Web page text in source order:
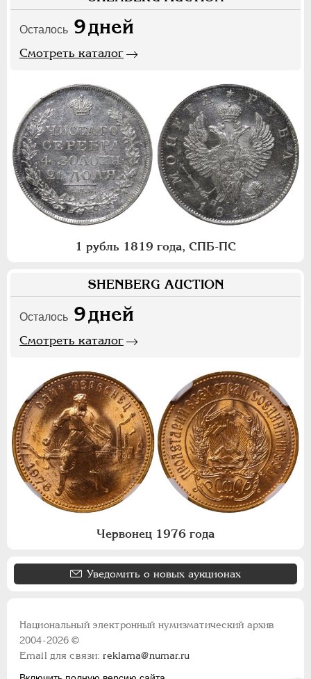
Осталось 9дней
Смотреть каталог
1 рубль 1819 года, СПБ-ПС
SHENBERG AUCTION
Осталось 9дней
Смотреть каталог
Червонец 1976 года
Уведомить о новых аукционах
Национальный электронный нумизматический архив
2004-2026 ©
Email для связи:reklama@numar.ru